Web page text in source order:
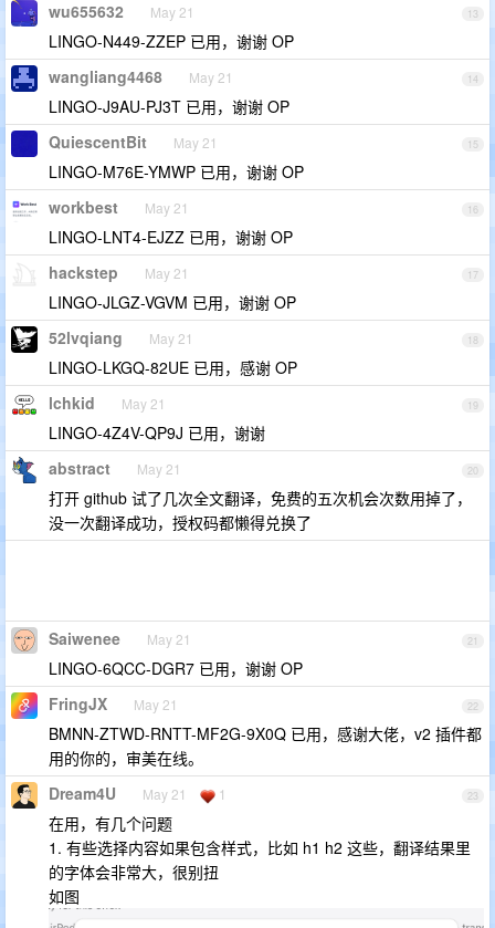
13
wu655632 May 21
LINGO-N449-ZZEP 已用，谢谢 OP
14
wangliang4468 May 21
LINGO-J9AU-PJ3T 已用，谢谢 OP
15
QuiescentBit May 21
LINGO-M76E-YMWP 已用，谢谢 OP
16
workbest May 21
LINGO-LNT4-EJZZ 已用，谢谢 OP
17
hackstep May 21
LINGO-JLGZ-VGVM 已用，谢谢 OP
18
52lvqiang May 21
LINGO-LKGQ-82UE 已用，感谢 OP
19
lchkid May 21
LINGO-4Z4V-QP9J 已用，谢谢
20
abstract May 21
打开 github 试了几次全文翻译，免费的五次机会次数用掉了，
没一次翻译成功，授权码都懒得兑换了
21
Saiwenee May 21
LINGO-6QCC-DGR7 已用，谢谢 OP
22
FringJX May 21
BMNN-ZTWD-RNTT-MF2G-9X0Q 已用，感谢大佬，v2 插件都
用的你的，审美在线。
23
Dream4U May 21 1
在用，有几个问题
1. 有些选择内容如果包含样式，比如 h1 h2 这些，翻译结果里
的字体会非常大，很别扭
如图